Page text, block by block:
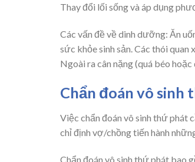
Thay đổi lối sống và áp dụng
Các vấn đề về dinh dưỡng: Ăn
sức khỏe sinh sản. Các thói
Ngoài ra cân nặng (quá béo
Chẩn đoán vô sinh
Việc chẩn đoán vô sinh thứ phát
chỉ định vợ/chồng tiến hành
Chẩn đoán vô sinh thứ phát bao